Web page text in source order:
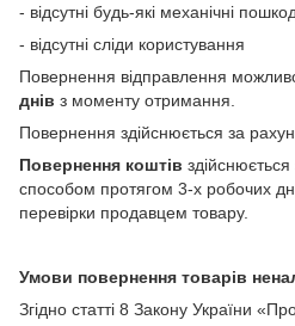
- відсутні будь-які механічні
- відсутні сліди користування
Повернення відправлення
днів з моменту отримання.
Повернення здійснюється за
Повернення коштів
способом протягом 3-х робочих
перевірки продавцем товару.
Умови повернення товарів
Згідно статті 8 Закону України